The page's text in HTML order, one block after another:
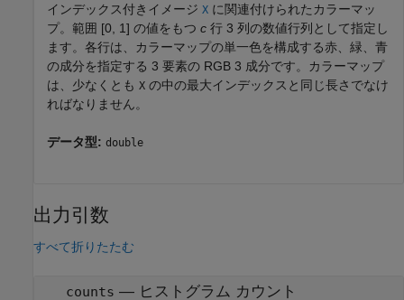
インデックス付きイメージ X に関連付けられたカラーマッ
プ。範囲 [0, 1] の値をもつ c 行 3 列の数値行列として指定し
ます。各行は、カラーマップの単一色を構成する赤、緑、青
の成分を指定する 3 要素の RGB 3 成分です。
カラーマップ
は、少なくとも X の中の最大インデックスと同じ長さでなけ
ればなりません。
データ型: double
出力引数
すべて折りたたむ
counts — ヒストグラム カウント